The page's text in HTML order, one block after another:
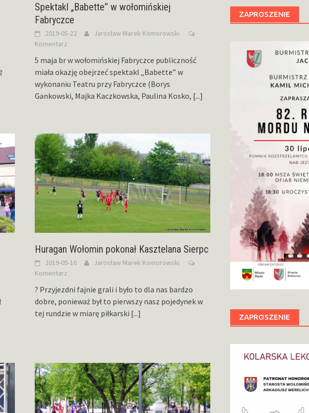
Spektakl „Babette” w wołomińskiej
Fabryczce
2019-05-22
Jarosław Marek Komorowski
Komentarz
5 maja br w wołomińskiej Fabryczce publiczność
miała okazję obejrzeć spektakl „Babette” w
wykonaniu Teatru przy Fabryczce (Borys
Gankowski, Majka Kaczkowska, Paulina Kosko, [...]
Huragan Wołomin pokonał Kasztelana Sierpc
2019-05-16
Jarosław Marek Komorowski
Komentarz
? Przyjezdni fajnie grali i było to dla nas bardzo
dobre, ponieważ był to pierwszy nasz pojedynek w
tej rundzie w miarę piłkarski [...]
ZAPROSZENIE
ZAPROSZENIE